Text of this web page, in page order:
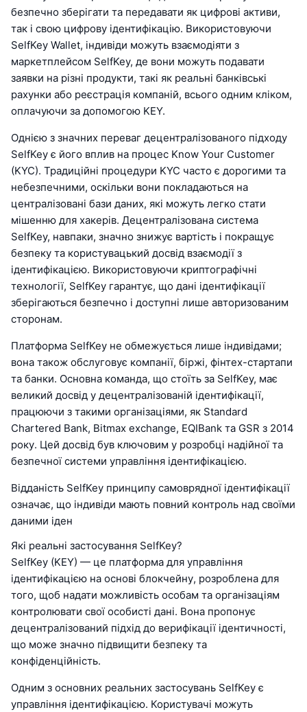
безпечно зберігати та передавати як цифрові активи,
так і свою цифрову ідентифікацію. Використовуючи
SelfKey Wallet, індивіди можуть взаємодіяти з
маркетплейсом SelfKey, де вони можуть подавати
заявки на різні продукти, такі як реальні банківські
рахунки або реєстрація компаній, всього одним кліком,
оплачуючи за допомогою KEY.
Однією з значних переваг децентралізованого підходу
SelfKey є його вплив на процес Know Your Customer
(KYC). Традиційні процедури KYC часто є дорогими та
небезпечними, оскільки вони покладаються на
централізовані бази даних, які можуть легко стати
мішенню для хакерів. Децентралізована система
SelfKey, навпаки, значно знижує вартість і покращує
безпеку та користувацький досвід взаємодії з
ідентифікацією. Використовуючи криптографічні
технології, SelfKey гарантує, що дані ідентифікації
зберігаються безпечно і доступні лише авторизованим
сторонам.
Платформа SelfKey не обмежується лише індивідами;
вона також обслуговує компанії, біржі, фінтех-стартапи
та банки. Основна команда, що стоїть за SelfKey, має
великий досвід у децентралізованій ідентифікації,
працюючи з такими організаціями, як Standard
Chartered Bank, Bitmax exchange, EQIBank та GSR з 2014
року. Цей досвід був ключовим у розробці надійної та
безпечної системи управління ідентифікацією.
Відданість SelfKey принципу самоврядної ідентифікації
означає, що індивіди мають повний контроль над своїми
даними іден
Які реальні застосування SelfKey?
SelfKey (KEY) — це платформа для управління
ідентифікацією на основі блокчейну, розроблена для
того, щоб надати можливість особам та організаціям
контролювати свої особисті дані. Вона пропонує
децентралізований підхід до верифікації ідентичності,
що може значно підвищити безпеку та
конфіденційність.
Одним з основних реальних застосувань SelfKey є
управління ідентифікацією. Користувачі можуть